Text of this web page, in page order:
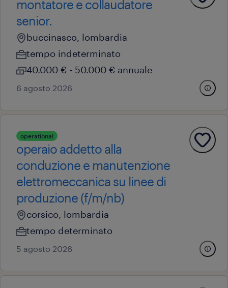
montatore e collaudatore
senior.
buccinasco, lombardia
tempo indeterminato
40.000 € - 50.000 € annuale
6 agosto 2026
operational
operaio addetto alla
conduzione e manutenzione
elettromeccanica su linee di
produzione (f/m/nb)
corsico, lombardia
tempo determinato
5 agosto 2026